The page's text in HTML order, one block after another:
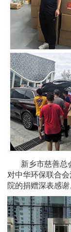
新乡市慈善总
对中华环保联合
院的捐赠深表感谢